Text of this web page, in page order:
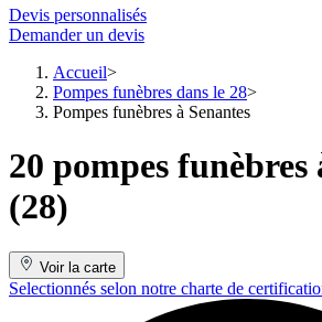
Devis personnalisés
Demander un devis
Accueil
Pompes funèbres dans le 28
Pompes funèbres à Senantes
20 pompes funèbres
(28)
Voir la carte
Selectionnés selon notre charte de